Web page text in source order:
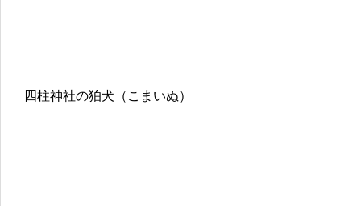
四柱神社の狛犬（こまいぬ）